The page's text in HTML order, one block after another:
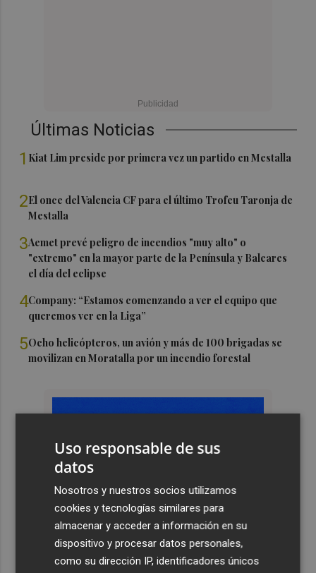
Últimas Noticias
1 Kiat Lim preside por primera vez un partido en Mestalla
2El once del Valencia CF para el último Trofeu Taronja de
Mestalla
3Aemet prevé peligro de incendios "muy alto" o
"extremo" en la mayor parte de la Península y Baleares
el día del eclipse
4Company: “Estamos comenzando a ver el equipo que
queremos ver en la Liga”
5Ocho helicópteros, un avión y más de 100 brigadas se
movilizan en Moratalla por un incendio forestal
Uso responsable de sus
datos
Nosotros y nuestros socios utilizamos
cookies y tecnologías similares para
almacenar y acceder a información en su
dispositivo y procesar datos personales,
como su dirección IP, identificadores únicos